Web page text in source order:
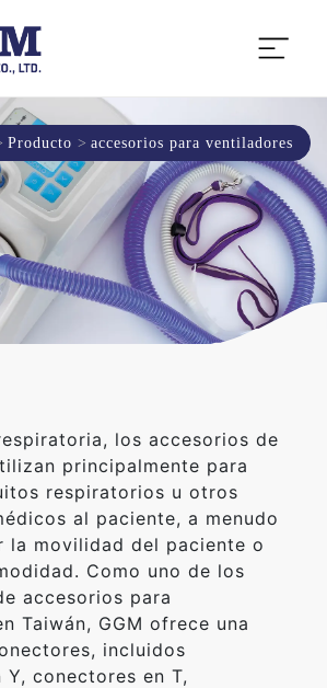
Producto accesorios para ventiladores
los accesorios de
principalmente para
respiratorios u otros
al paciente, a menudo
la movilidad del paciente o
Como uno de los
accesorios para
Taiwán, GGM ofrece una
incluidos
conectores en T,